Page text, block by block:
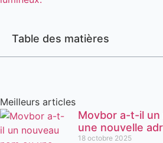
Table des matières
Meilleurs articles
Movbor a-t-il un
une nouvelle
18 octobre 2025